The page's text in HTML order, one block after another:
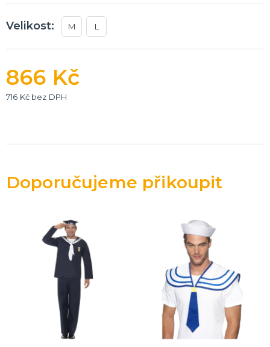
Velikost: M L
866 Kč
716 Kč bez DPH
Doporučujeme přikoupit